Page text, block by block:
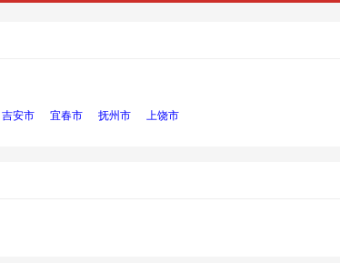
吉安市 宜春市 抚州市 上饶市